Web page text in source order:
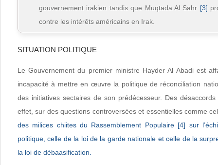
gouvernement irakien tandis que Muqtada Al Sahr [3]
contre les intérêts américains en Irak.
SITUATION POLITIQUE
Le Gouvernement du premier ministre Hayder Al Abadi est
incapacité à mettre en œuvre la politique de réconciliation
des initiatives sectaires de son prédécesseur. Des
effet, sur des questions controversées et essentielles comme
des milices chiites du Rassemblement Populaire [4] sur
politique, celle de la loi de la garde nationale et celle de la
la loi de débaasification.